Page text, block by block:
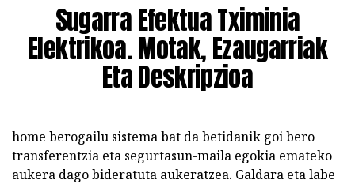
Sugarra Efektua Tximinia
Elektrikoa. Motak, Ezaugarriak
Eta Deskripzioa
home berogailu sistema bat da betidanik goi bero
transferentzia eta segurtasun-maila egokia emateko
aukera dago bideratuta aukeratzea. Galdara eta labe